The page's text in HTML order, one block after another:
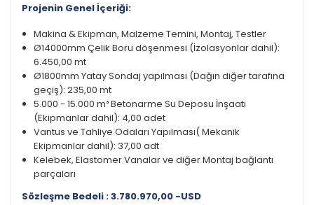
Projenin Genel İçeriği:
Makina & Ekipman, Malzeme Temini, Montaj, Testler
Ø14000mm Çelik Boru döşenmesi (İzolasyonlar dahil):
6.450,00 mt
Ø1800mm Yatay Sondaj yapılması (Dağın diğer tarafına
geçiş): 235,00 mt
5.000 - 15.000 m³ Betonarme Su Deposu İnşaatı
(Ekipmanlar dahil): 4,00 adet
Vantus ve Tahliye Odaları Yapılması( Mekanik
Ekipmanlar dahil): 37,00 adt
Kelebek, Elastomer Vanalar ve diğer Montaj bağlantı
parçaları
Sözleşme Bedeli : 3.780.970,00 -USD